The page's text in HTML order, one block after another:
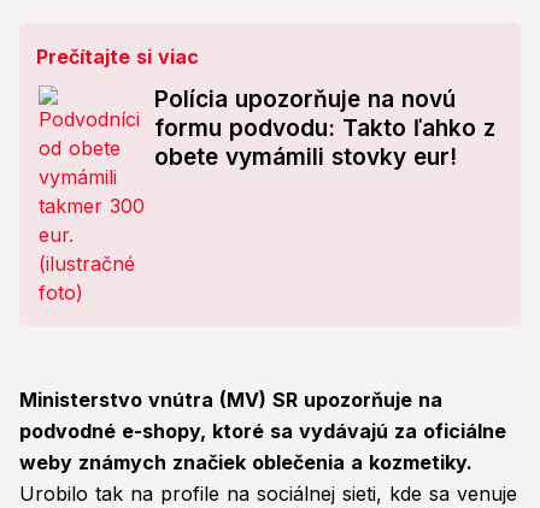
Prečítajte si viac
Polícia upozorňuje na novú
formu podvodu: Takto ľahko z
obete vymámili stovky eur!
Ministerstvo vnútra (MV) SR upozorňuje na
podvodné e-shopy, ktoré sa vydávajú za oficiálne
weby známych značiek oblečenia a kozmetiky.
Urobilo tak na profile na sociálnej sieti, kde sa venuje